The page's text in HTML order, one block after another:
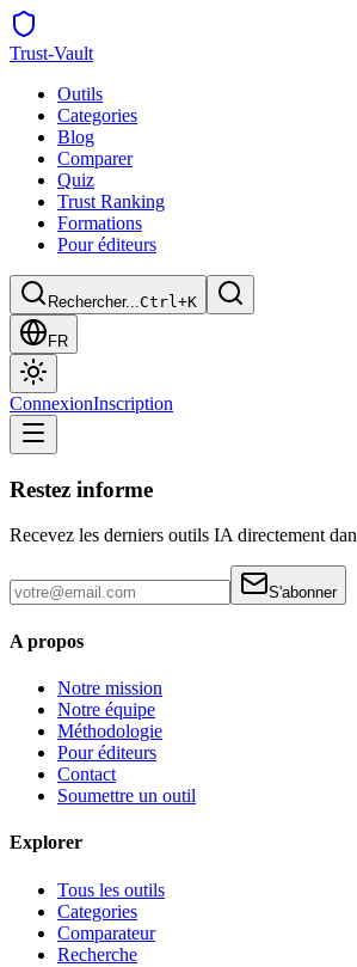
Trust-Vault
Outils
Categories
Blog
Comparer
Quiz
Trust Ranking
Formations
Pour éditeurs
Rechercher...Ctrl+K
FR
ConnexionInscription
Restez informe
Recevez les derniers outils IA directement
S'abonner
A propos
Notre mission
Notre équipe
Méthodologie
Pour éditeurs
Contact
Soumettre un outil
Explorer
Tous les outils
Categories
Comparateur
Recherche